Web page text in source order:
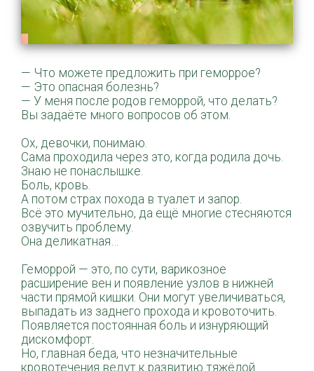
— Что можете предложить при геморрое?
— Это опасная болезнь?
— У меня после родов геморрой, что делать?
Вы задаёте много вопросов об этом.
Ох, девочки, понимаю.
Сама проходила через это, когда родила дочь.
Знаю не понаслышке.
Боль, кровь.
А потом страх похода в туалет и запор.
Всё это мучительно, да ещё многие стесняются
озвучить проблему.
Она деликатная…
Геморрой — это, по сути, варикозное
расширение вен и появление узлов в нижней
части прямой кишки. Они могут увеличиваться,
выпадать из заднего прохода и кровоточить.
Появляется постоянная боль и изнуряющий
дискомфорт.
Но, главная беда, что незначительные
кровотечения ведут к развитию тяжёлой